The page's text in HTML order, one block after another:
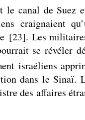
le canal de Suez
craignaient
[23]. Les
se révéler
israéliens
dans le Sinaï.
des affaires